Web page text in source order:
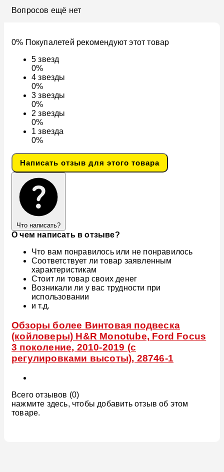
Вопросов ещё нет
0% Покупалетей рекомендуют этот товар
5звезд
0%
4звезды
0%
3звезды
0%
2звезды
0%
1звезда
0%
Написать отзыв для этого товара
Что написать?
О чем написать в отзыве?
Что вам понравилось или не понравилось
Соответствует ли товар заявленным
характеристикам
Стоит ли товар своих денег
Возникали ли у вас трудности при
использовании
и т.д.
Обзоры более Винтовая подвеска
(койловеры) H&R Monotube, Ford Focus
3 поколение, 2010-2019 (с
регулировками высоты), 28746-1
Всего отзывов (0)
нажмите здесь, чтобы добавить отзыв об этом
товаре.